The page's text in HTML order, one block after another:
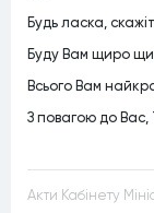
Будь ласка,
Буду Вам щиро
Всього Вам
З повагою до Вас,